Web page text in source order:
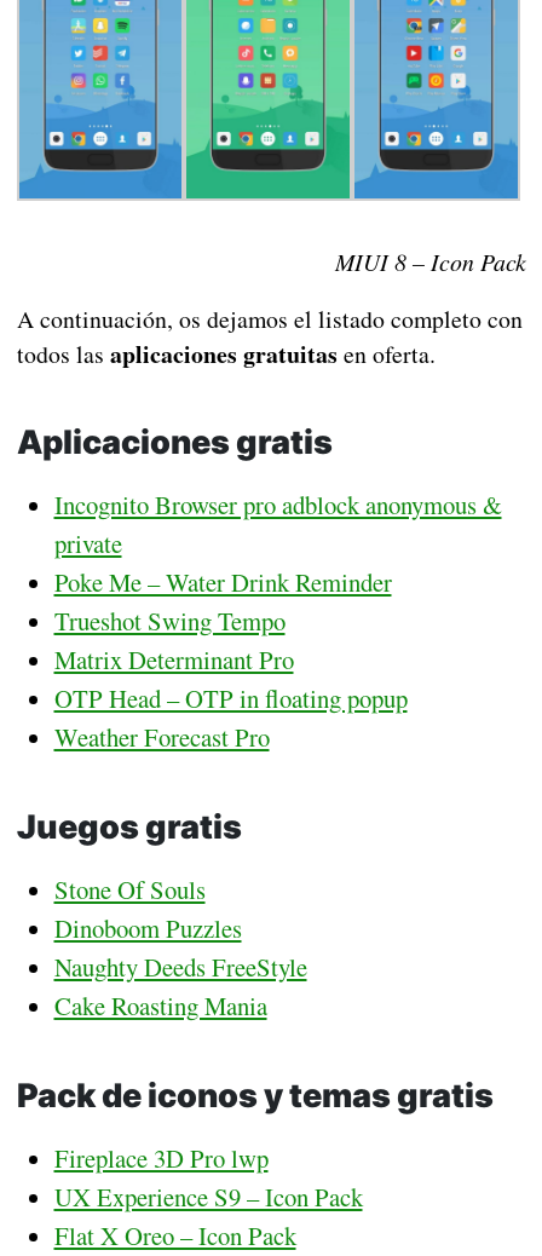
MIUI 8 – Icon Pack
A continuación, os dejamos el listado completo con
todos las aplicaciones gratuitas en oferta.
Aplicaciones gratis
Incognito Browser pro adblock anonymous &
private
Poke Me – Water Drink Reminder
Trueshot Swing Tempo
Matrix Determinant Pro
OTP Head – OTP in floating popup
Weather Forecast Pro
Juegos gratis
Stone Of Souls
Dinoboom Puzzles
Naughty Deeds FreeStyle
Cake Roasting Mania
Pack de iconos y temas gratis
Fireplace 3D Pro lwp
UX Experience S9 – Icon Pack
Flat X Oreo – Icon Pack